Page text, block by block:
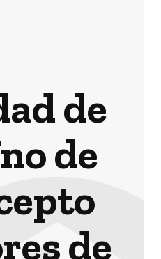
de
de
de